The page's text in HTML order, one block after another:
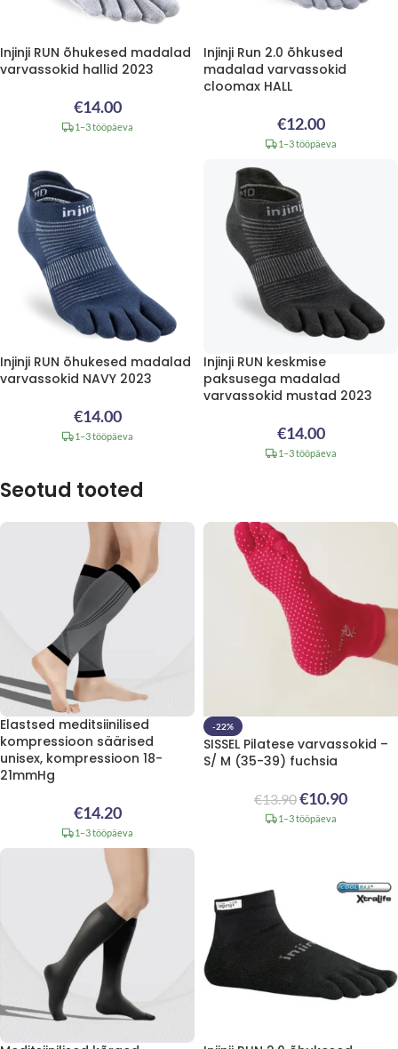
Injinji RUN õhukesed madalad
varvassokid hallid 2023
€14.00
1–3 tööpäeva
Injinji Run 2.0 õhkused
madalad varvassokid
cloomax HALL
€12.00
1–3 tööpäeva
Injinji RUN õhukesed madalad
varvassokid NAVY 2023
€14.00
1–3 tööpäeva
Injinji RUN keskmise
paksusega madalad
varvassokid mustad 2023
€14.00
1–3 tööpäeva
Seotud tooted
Elastsed meditsiinilised
kompressioon säärised
unisex, kompressioon 18-
21mmHg
€14.20
1–3 tööpäeva
-22%
SISSEL Pilatese varvassokid –
S/ M (35-39) fuchsia
€13.90€10.90
1–3 tööpäeva